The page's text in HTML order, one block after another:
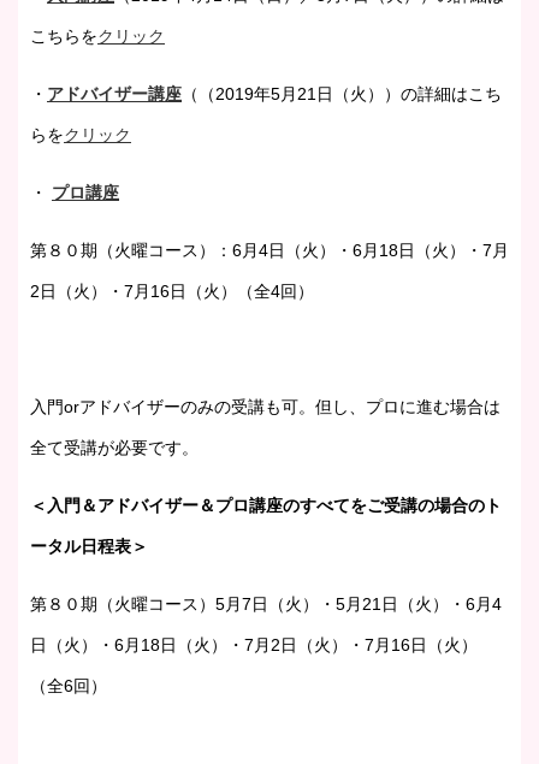
こちらをクリック
・ アドバイザー講座 （（2019年5月21日（火））の詳細はこち
らをクリック
・ プロ講座
第８０期（火曜コース）：6月4日（火）・6月18日（火）・7月
2日（火）・7月16日（火）（全4回）
入門orアドバイザーのみの受講も可。但し、プロに進む場合は
全て受講が必要です。
＜入門＆アドバイザー＆プロ講座のすべてをご受講の場合のト
ータル日程表＞
第８０期（火曜コース）5月7日（火）・5月21日（火）・6月4
日（火）・6月18日（火）・7月2日（火）・7月16日（火）
（全6回）